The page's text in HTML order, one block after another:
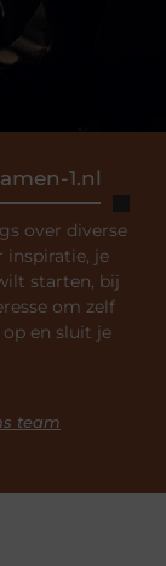
1.nl
over diverse
inspiratie, je
starten, bij
om zelf
en sluit je
team